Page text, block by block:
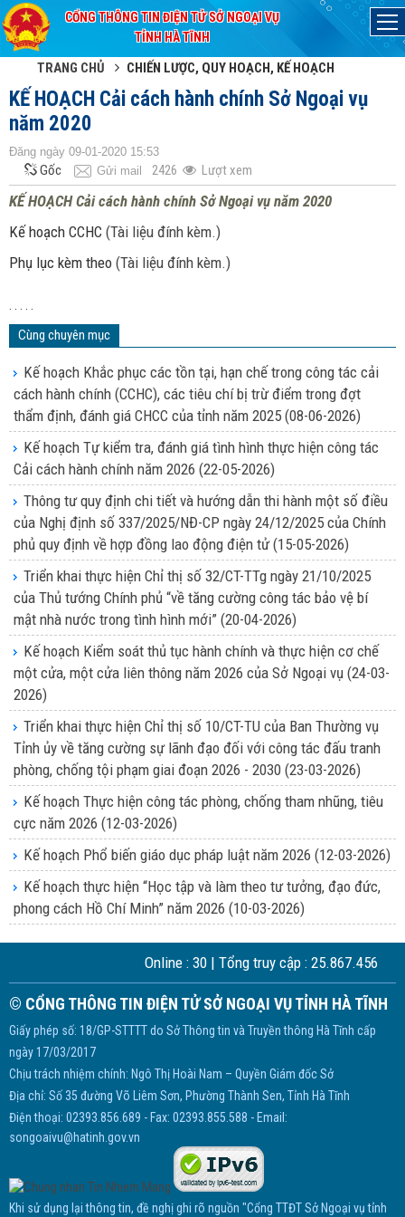
CỔNG THÔNG TIN ĐIỆN TỬ SỞ NGOẠI VỤ
TỈNH HÀ TĨNH
TRANG CHỦ CHIẾN LƯỢC, QUY HOẠCH, KẾ HOẠCH
KẾ HOẠCH Cải cách hành chính Sở Ngoại vụ
năm 2020
Đăng ngày 09-01-2020 15:53
Gốc Gửi mail 2426 Lượt xem
KẾ HOẠCH Cải cách hành chính Sở Ngoại vụ năm 2020
Kế hoạch CCHC (Tài liệu đính kèm.)
Phụ lục kèm theo (Tài liệu đính kèm.)
. . . . .
Cùng chuyên mục
Kế hoạch Khắc phục các tồn tại, hạn chế trong công tác cải
cách hành chính (CCHC), các tiêu chí bị trừ điểm trong đợt
thẩm định, đánh giá CHCC của tỉnh năm 2025 (08-06-2026)
Kế hoạch Tự kiểm tra, đánh giá tình hình thực hiện công tác
Cải cách hành chính năm 2026 (22-05-2026)
Thông tư quy định chi tiết và hướng dẫn thi hành một số điều
của Nghị định số 337/2025/NĐ-CP ngày 24/12/2025 của Chính
phủ quy định về hợp đồng lao động điện tử(15-05-2026)
Triển khai thực hiện Chỉ thị số 32/CT-TTg ngày 21/10/2025
của Thủ tướng Chính phủ “về tăng cường công tác bảo vệ bí
mật nhà nước trong tình hình mới” (20-04-2026)
Kế hoạch Kiểm soát thủ tục hành chính và thực hiện cơ chế
một cửa, một cửa liên thông năm 2026 của Sở Ngoại vụ (24-03-
2026)
Triển khai thực hiện Chỉ thị số 10/CT-TU của Ban Thường vụ
Tỉnh ủy về tăng cường sự lãnh đạo đối với công tác đấu tranh
phòng, chống tội phạm giai đoạn 2026 - 2030 (23-03-2026)
Kế hoạch Thực hiện công tác phòng, chống tham nhũng, tiêu
cực năm 2026 (12-03-2026)
Kế hoạch Phổ biến giáo dục pháp luật năm 2026 (12-03-2026)
Kế hoạch thực hiện “Học tập và làm theo tư tưởng, đạo đức,
phong cách Hồ Chí Minh” năm 2026 (10-03-2026)
Online : 30 | Tổng truy cập : 25.867.456
© CỔNG THÔNG TIN ĐIỆN TỬ SỞ NGOẠI VỤ TỈNH HÀ TĨNH
Giấy phép số: 18/GP-STTTT do Sở Thông tin và Truyền thông Hà Tĩnh cấp
ngày 17/03/2017
Chịu trách nhiệm chính: Ngô Thị Hoài Nam – Quyền Giám đốc Sở
Địa chỉ: Số 35 đường Võ Liêm Sơn, Phường Thành Sen, Tỉnh Hà Tĩnh
Điện thoại: 02393.856.689 - Fax: 02393.855.588 - Email:
songoaivu@hatinh.gov.vn
Khi sử dụng lại thông tin, đề nghị ghi rõ nguồn "Cổng TTĐT Sở Ngoại vụ tỉnh
Đã kết nối EMC